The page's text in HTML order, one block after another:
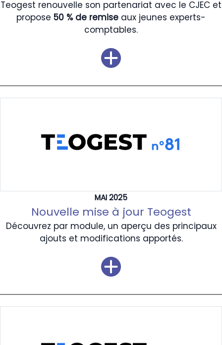
Teogest renouvelle son partenariat avec le CJEC et
propose 50 % de remise aux jeunes experts-
comptables.
MAI 2025
Nouvelle mise à jour Teogest
Découvrez par module, un aperçu des principaux
ajouts et modifications apportés.